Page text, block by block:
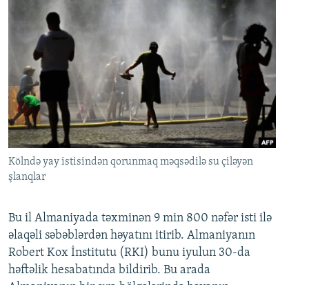
Kölndə yay istisindən qorunmaq məqsədilə su çiləyən
şlanqlar
Bu il Almaniyada təxminən 9 min 800 nəfər isti ilə
əlaqəli səbəblərdən həyatını itirib. Almaniyanın
Robert Kox İnstitutu (RKI) bunu iyulun 30-da
həftəlik hesabatında bildirib. Bu arada